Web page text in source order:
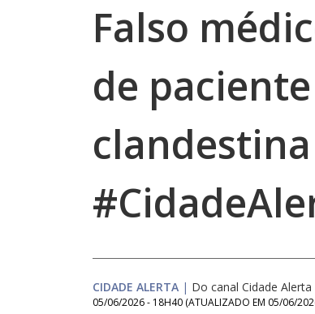
Falso
de
CIDADE ALERTA | Do canal Cidade
05/06/2026 - 18H40 (ATUALIZADO EM 05/06/